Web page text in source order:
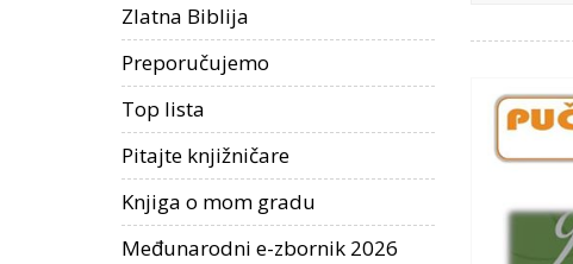
Zlatna Biblija
Preporučujemo
Top lista
Pitajte knjižničare
Knjiga o mom gradu
Međunarodni e-zbornik 2026